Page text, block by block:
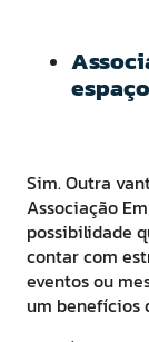
Sim. Outra
Associação
possibilidade
contar com
eventos ou
um benefícios